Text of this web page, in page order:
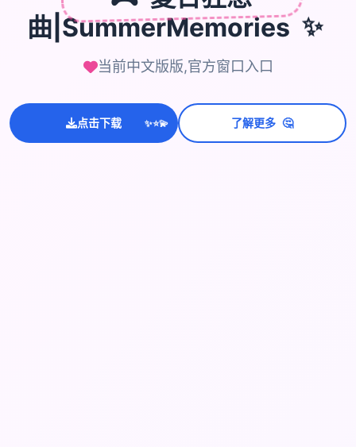
曲|SummerMemories ✨
当前中文版版,官方窗口入口
点击下载 ✨
⭐💫 了解更多 🤔